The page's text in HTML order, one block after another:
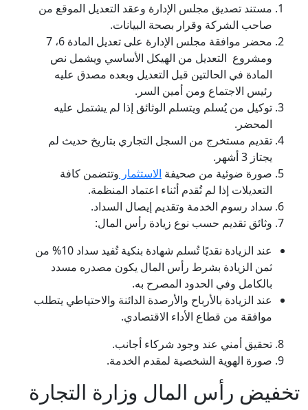
مستند تصديق مجلس الإدارة وعقد التعديل الموقع من
صاحب الشركة وقرار بصحة البيانات.
محضر موافقة مجلس الإدارة على تعديل المادة 6، 7
ومشروع التعديل من الهيكل الأساسي ويشمل نص
المادة في الحالتين قبل التعديل وبعده مصدق عليه
رئيس الاجتماع ومن أمين السر.
توكيل من يُسلم ويتسلم الوثائق إذا لم يشتمل عليه
المحضر.
تقديم مستخرج من السجل التجاري بتاريخ حديث لم
يجتاز 3 أشهر.
صورة ضوئية من صحيفة الاستثمار وتتضمن كافة
التعديلات إذا لم تُقدم أثناء اعتماد المنظمة.
سداد رسوم الخدمة وتقديم إيصال السداد.
وثائق تقديم حسب نوع زيادة رأس المال:
عند الزيادة نقديًا تُسلم شهادة بنكية تُفيد سداد 10% من
ثمن الزيادة بشرط رأس المال يكون مصدره مسدد
بالكامل وفي الحدود المصرح به.
عند الزيادة بالأرباح والأرصدة الدائنة والاحتياطي يتطلب
موافقة من قطاع الأداء الاقتصادي.
تحقيق أمني عند وجود شركاء أجانب.
صورة الهوية الشخصية لمقدم الخدمة.
تخفيض رأس المال وزارة التجارة